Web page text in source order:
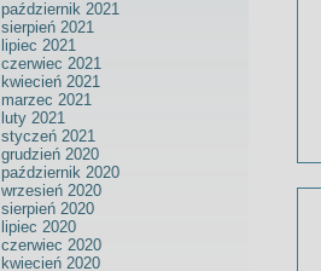
październik 2021
sierpień 2021
lipiec 2021
czerwiec 2021
kwiecień 2021
marzec 2021
luty 2021
styczeń 2021
grudzień 2020
październik 2020
wrzesień 2020
sierpień 2020
lipiec 2020
czerwiec 2020
kwiecień 2020